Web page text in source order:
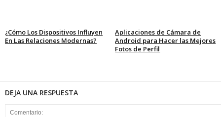
¿Cómo Los Dispositivos Influyen
En Las Relaciones Modernas?
Aplicaciones de Cámara de
Android para Hacer las Mejores
Fotos de Perfil
DEJA UNA RESPUESTA